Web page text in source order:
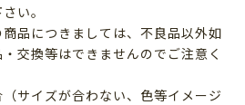
い。
品につきましては、不良品以外如
交換等はできませんのでご注意く
サイズが合わない、色等イメージ